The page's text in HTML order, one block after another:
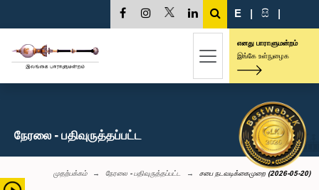
E | සි |
எனது பாராளுமன்றம்
இங்கே உள்நுழைக
நேரலை - பதிவுருத்தப்பட்ட
முதற்பக்கம் நேரலை - பதிவுருத்தப்பட்ட சபை நடவடிக்கைமுறை (2026-05-20)